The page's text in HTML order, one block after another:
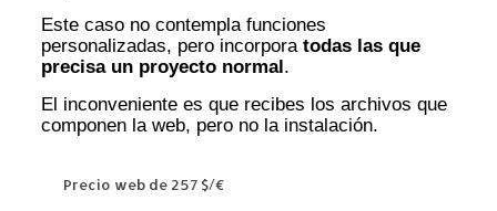
Este caso no contempla funciones
personalizadas, pero incorpora todas las que
precisa un proyecto normal .
El inconveniente es que recibes los archivos que
componen la web, pero no la instalación.
Precio web de 257 $/€